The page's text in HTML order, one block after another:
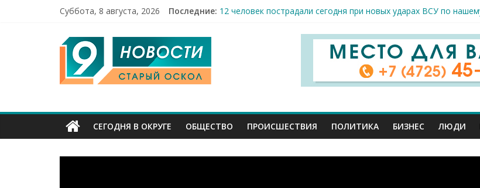
Суббота, 8 августа, 2026 Последние: 12 человек пострадали сегодня при новых ударах ВСУ по
Строители принимают поздравления с профессиональным
Праздник спорта и достижений: в Старом Осколе отметили День
Бесплатная арт-мастерская открылась в Старом Осколе
9
Канал
Старый
Оскол
СЕГОДНЯ В ОКРУГЕ ОБЩЕСТВО ПРОИСШЕСТВИЯ ПОЛИТИКА БИЗНЕС ЛЮДИ